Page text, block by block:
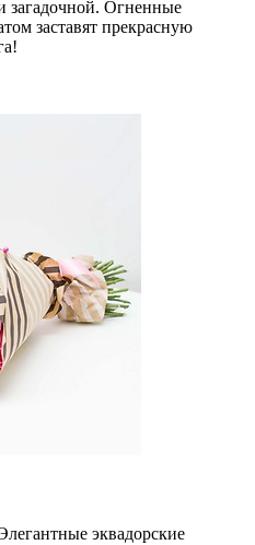
загадочной. Огненные
заставят прекрасную
эквадорские